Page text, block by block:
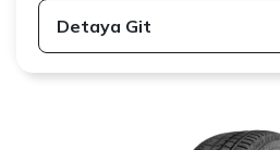
Detaya Git